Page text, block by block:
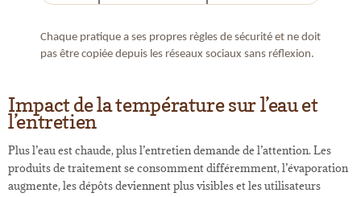
Chaque pratique a ses propres règles de sécurité et ne doit
pas être copiée depuis les réseaux sociaux sans réflexion.
Impact de la température sur l’eau et
l’entretien
Plus l’eau est chaude, plus l’entretien demande de l’attention. Les
produits de traitement se consomment différemment, l’évaporation
augmente, les dépôts deviennent plus visibles et les utilisateurs